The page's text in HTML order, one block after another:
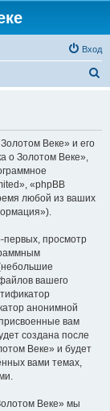
Вход
с
Веке» и его
о Золотом Веке»,
«phpBB
любой из ваших
просмотр
вашего
анонимной
вам
создана после
Веке» и будет
вами темах,
Веке» мы